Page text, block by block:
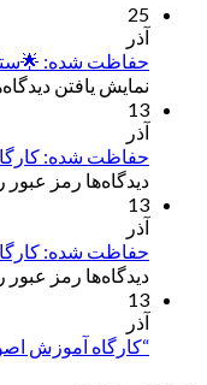
25
آذر
حفاظت شده:
نمایش یافتن
13
آذر
حفاظت شده:
دیدگاه‌ها رمز عبور
13
آذر
حفاظت شده:
دیدگاه‌ها رمز عبور
13
آذر
“کارگاه آموزش